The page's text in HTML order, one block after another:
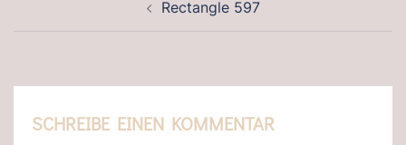
Rectangle 597
SCHREIBE EINEN KOMMENTAR